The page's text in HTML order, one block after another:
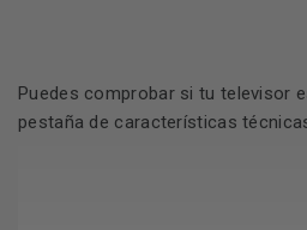
Puedes comprobar si tu televisor
pestaña de características